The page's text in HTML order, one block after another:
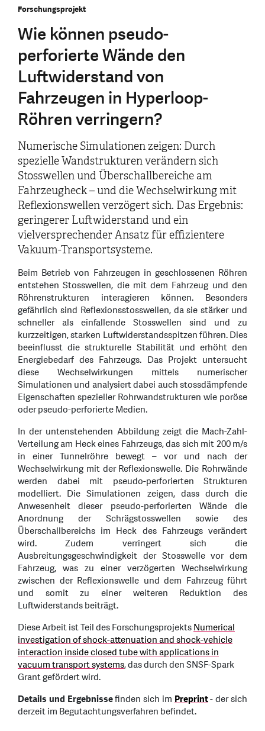
Forschungsprojekt
Wie können pseudo-
perforierte Wände den
Luftwiderstand von
Fahrzeugen in Hyperloop-
Röhren verringern?
Numerische Simulationen zeigen: Durch
spezielle Wandstrukturen verändern sich
Stosswellen und Überschallbereiche am
Fahrzeugheck – und die Wechselwirkung mit
Reflexionswellen verzögert sich. Das Ergebnis:
geringerer Luftwiderstand und ein
vielversprechender Ansatz für effizientere
Vakuum-Transportsysteme.
Beim Betrieb von Fahrzeugen in geschlossenen Röhren
entstehen Stosswellen, die mit dem Fahrzeug und den
Röhrenstrukturen interagieren können. Besonders
gefährlich sind Reflexionsstosswellen, da sie stärker und
schneller als einfallende Stosswellen sind und zu
kurzzeitigen, starken Luftwiderstandsspitzen führen. Dies
beeinflusst die strukturelle Stabilität und erhöht den
Energiebedarf des Fahrzeugs. Das Projekt untersucht
diese Wechselwirkungen mittels numerischer
Simulationen und analysiert dabei auch stossdämpfende
Eigenschaften spezieller Rohrwandstrukturen wie poröse
oder pseudo-perforierte Medien.
In der untenstehenden Abbildung zeigt die Mach-Zahl-
Verteilung am Heck eines Fahrzeugs, das sich mit 200 m/s
in einer Tunnelröhre bewegt – vor und nach der
Wechselwirkung mit der Reflexionswelle. Die Rohrwände
werden dabei mit pseudo-perforierten Strukturen
modelliert. Die Simulationen zeigen, dass durch die
Anwesenheit dieser pseudo-perforierten Wände die
Anordnung der Schrägstosswellen sowie des
Überschallbereichs im Heck des Fahrzeugs verändert
wird. Zudem verringert sich die
Ausbreitungsgeschwindigkeit der Stosswelle vor dem
Fahrzeug, was zu einer verzögerten Wechselwirkung
zwischen der Reflexionswelle und dem Fahrzeug führt
und somit zu einer weiteren Reduktion des
Luftwiderstands beiträgt.
Diese Arbeit ist Teil des ForschungsprojektsNumerical
investigation of shock-attenuation and shock-vehicle
interaction inside closed tube with applications in
vacuum transport systems, das durch den SNSF-Spark
Grant gefördert wird.
Details und Ergebnissefinden sich im Preprint- der sich
derzeit im Begutachtungsverfahren befindet.